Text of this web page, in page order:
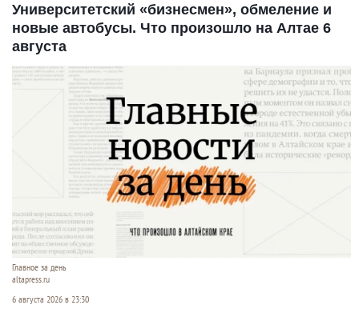
Университетский «бизнесмен», обмеление и
новые автобусы. Что произошло на Алтае 6
августа
Главное за день
altapress.ru
6 августа 2026 в 23:30